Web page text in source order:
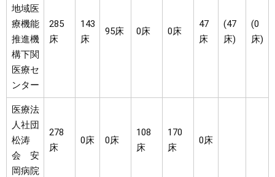
地域医
療機能
推進機
構下関
医療セ
ンター
285
床
143
床
95床 0床 0床
47
床
(47
床)
(0
床)
医療法
人社団
松涛
会 安
岡病院
278
床
0床 0床
108
床
170
床
0床